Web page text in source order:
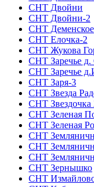
СНТ Двойни
СНТ Двойни-2
СНТ Деменское
СНТ Елочка-2
СНТ Жукова
СНТ Заречье
СНТ Заречье
СНТ Заря-3
СНТ Звезда
СНТ Звездочка
СНТ Зеленая
СНТ Зеленая
СНТ
СНТ
СНТ
СНТ Зернышко
СНТ